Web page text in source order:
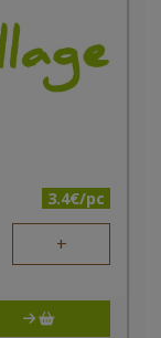
3.4€/pc
+